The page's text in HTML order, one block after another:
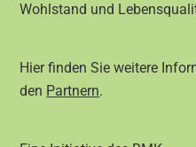
Wohlstand und
Hier finden Sie weitere
den Partnern.